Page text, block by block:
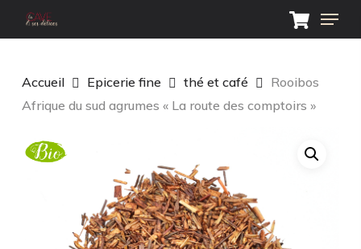
main
Menu
Accueil Epicerie fine thé et café
Rooibos
Afrique du sud agrumes « La route des comptoirs »